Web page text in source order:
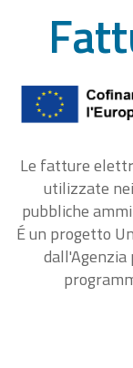
Le fatture
utilizzate
pubbliche
É un progetto